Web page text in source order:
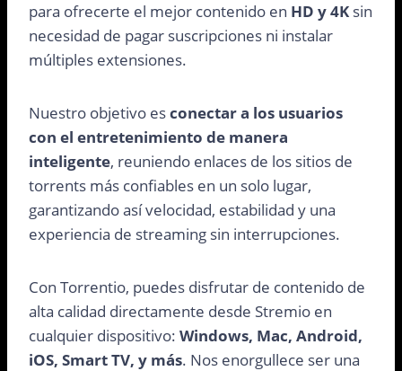
para ofrecerte el mejor contenido en HD y 4K sin
necesidad de pagar suscripciones ni instalar
múltiples extensiones.
Nuestro objetivo esconectar a los usuarios
con el entretenimiento de manera
inteligente, reuniendo enlaces de los sitios de
torrents más confiables en un solo lugar,
garantizando así velocidad, estabilidad y una
experiencia de streaming sin interrupciones.
Con Torrentio, puedes disfrutar de contenido de
alta calidad directamente desde Stremio en
cualquier dispositivo: Windows, Mac, Android,
iOS, Smart TV, y más. Nos enorgullece ser una